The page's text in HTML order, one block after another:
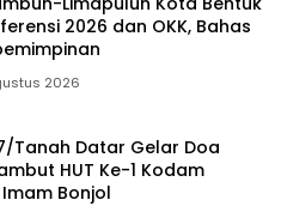
2026 dan OKK, Bahas
2026
Tanah Datar Gelar Doa
HUT Ke-1 Kodam
Bonjol